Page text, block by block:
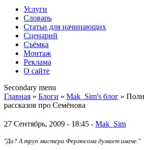
Услуги
Словарь
Статьи для начинающих
Сценарий
Съёмка
Монтаж
Реклама
О сайте
Secondary menu
Главная » Блоги » Mak_Sim's блог »
рассказов про Семёнова
27 Сентябрь, 2009 - 18:45 - Mak_Sim
"Да? А труп мистера Фергюсона думает иначе."